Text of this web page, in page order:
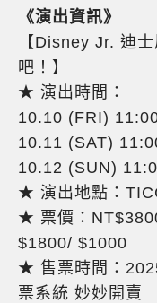
《演出資訊》
【Disney Jr. 迪
吧！】
★ 演出時間：
10.10 (FRI)
10.11 (SAT)
10.12 (SUN)
★ 演出地點：
★ 票價：
$1800/ $1000
★ 售票時間：
票系統 妙妙開賣